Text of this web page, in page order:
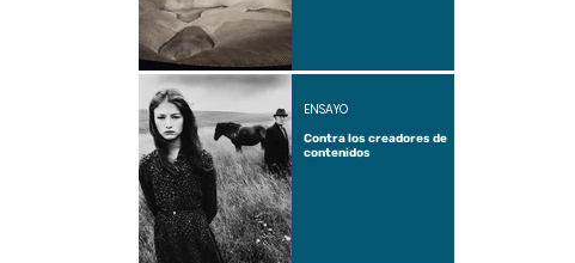
Contra los creadores de
contenidos
ENSAYO